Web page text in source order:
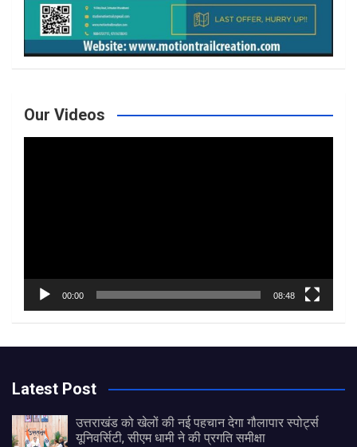
Our Videos
00:00 08:48
Latest Post
उत्तराखंड को खेलों की नई पहचान देगा गौलापार स्पोर्ट्स
यूनिवर्सिटी, सीएम धामी ने की प्रगति समीक्षा